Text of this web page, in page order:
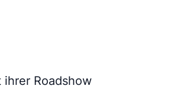
Roadshow